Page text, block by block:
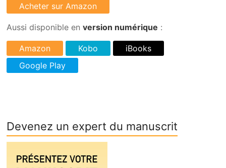
Aussi disponible enversion numérique :
Devenez un expert du manuscrit